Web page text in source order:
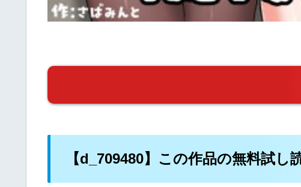
【d_709480】この作品の無料試し